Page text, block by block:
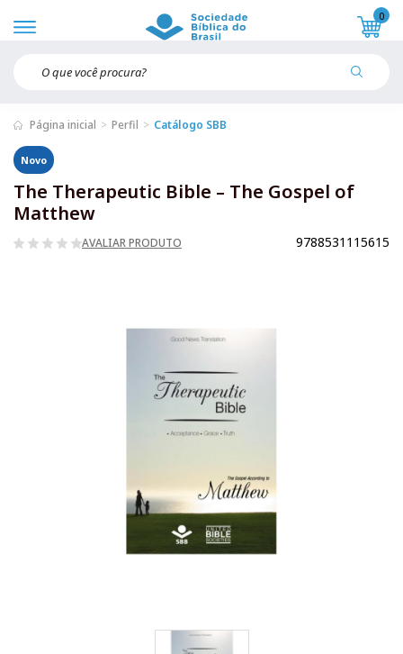
0
Página inicial Perfil Catálogo SBB
Novo
The Therapeutic Bible – The Gospel of
Matthew
AVALIAR PRODUTO 9788531115615